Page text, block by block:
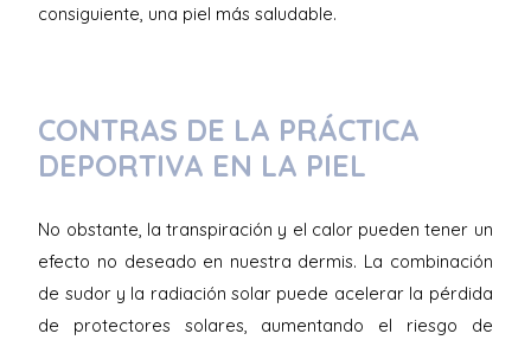
consiguiente, una piel más saludable.
CONTRAS DE LA PRÁCTICA
DEPORTIVA EN LA PIEL
No obstante, la transpiración y el calor pueden tener un
efecto no deseado en nuestra dermis. La combinación
de sudor y la radiación solar puede acelerar la pérdida
de protectores solares, aumentando el riesgo de